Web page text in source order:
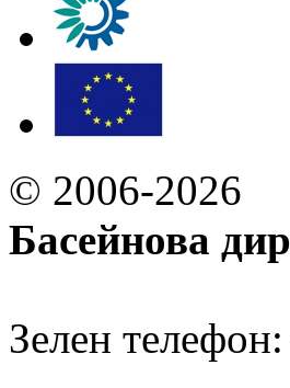
© 2006-2026
Басейнова
Зелен телефон: